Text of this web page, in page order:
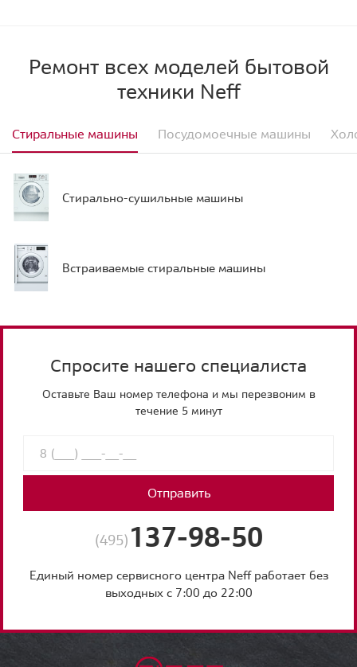
Ремонт всех моделей бытовой
техники Neff
Стиральные машины Посудомоечные машины
Стирально-сушильные машины
Встраиваемые стиральные машины
Спросите нашего специалиста
Оставьте Ваш номер телефона и мы перезвоним в
течение 5 минут
Отправить
(495) 137-98-50
Единый номер сервисного центра Neff работает без
выходных с 7:00 до 22:00